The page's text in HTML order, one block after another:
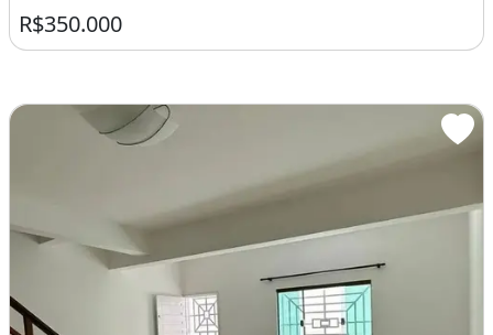
R$350.000